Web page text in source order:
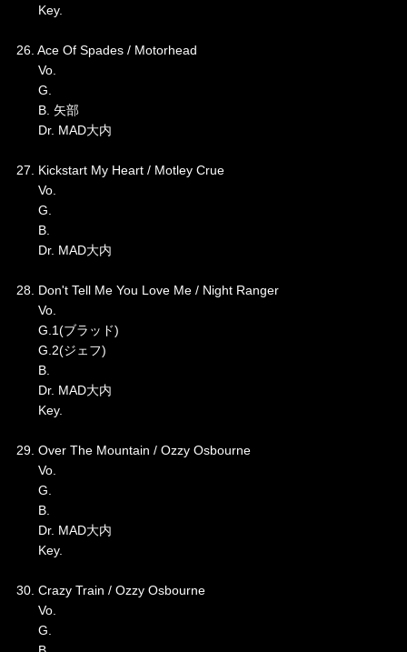
Key.
26. Ace Of Spades / Motorhead
Vo.
G.
B. 矢部
Dr. MAD大内
27. Kickstart My Heart / Motley Crue
Vo.
G.
B.
Dr. MAD大内
28. Don't Tell Me You Love Me / Night Ranger
Vo.
G.1(ブラッド)
G.2(ジェフ)
B.
Dr. MAD大内
Key.
29. Over The Mountain / Ozzy Osbourne
Vo.
G.
B.
Dr. MAD大内
Key.
30. Crazy Train / Ozzy Osbourne
Vo.
G.